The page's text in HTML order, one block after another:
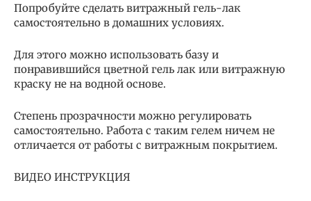
Попробуйте сделать витражный гель-лак
самостоятельно в домашних условиях.
Для этого можно использовать базу и
понравившийся цветной гель лак или витражную
краску не на водной основе.
Степень прозрачности можно регулировать
самостоятельно. Работа с таким гелем ничем не
отличается от работы с витражным покрытием.
ВИДЕО ИНСТРУКЦИЯ